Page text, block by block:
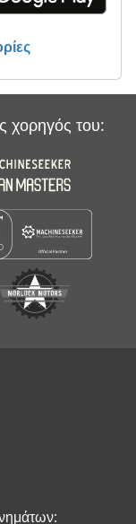
χορηγός του: